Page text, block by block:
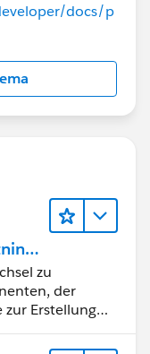
docs/p
zu
der
Erstellung